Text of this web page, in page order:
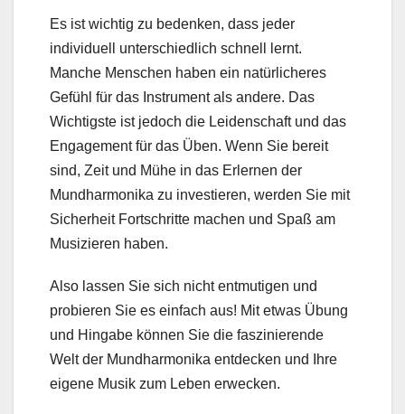
Es ist wichtig zu bedenken, dass jeder
individuell unterschiedlich schnell lernt.
Manche Menschen haben ein natürlicheres
Gefühl für das Instrument als andere. Das
Wichtigste ist jedoch die Leidenschaft und das
Engagement für das Üben. Wenn Sie bereit
sind, Zeit und Mühe in das Erlernen der
Mundharmonika zu investieren, werden Sie mit
Sicherheit Fortschritte machen und Spaß am
Musizieren haben.
Also lassen Sie sich nicht entmutigen und
probieren Sie es einfach aus! Mit etwas Übung
und Hingabe können Sie die faszinierende
Welt der Mundharmonika entdecken und Ihre
eigene Musik zum Leben erwecken.